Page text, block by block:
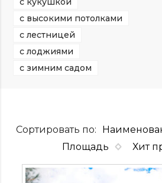
с высокими потолками
с лестницей
с лоджиями
с зимним садом
Сортировать по:
Площадь
Хит